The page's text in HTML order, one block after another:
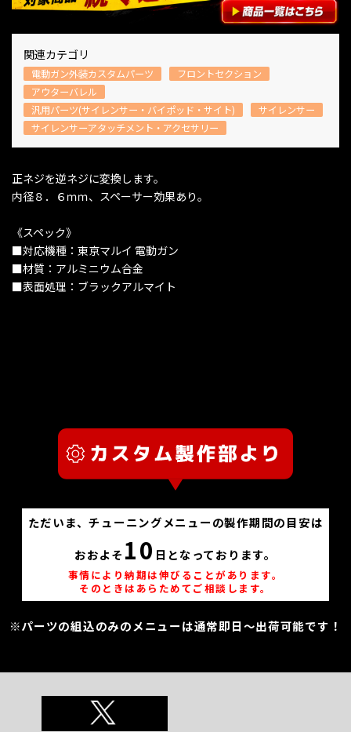
関連カテゴリ
電動ガン外装カスタムパーツ
フロントセクション
アウターバレル
汎用パーツ(サイレンサー・バイポッド・サイト)
サイレンサー
サイレンサーアタッチメント・アクセサリー
正ネジを逆ネジに変換します。
内径８．６ｍｍ、スペーサー効果あり。
《スペック》
■対応機種：東京マルイ 電動ガン
■材質：アルミニウム合金
■表面処理：ブラックアルマイト
ただいま、チューニングメニューの製作期間の目安は
おおよそ 10 日となっております。
事情により納期は伸びることがあります。
そのときはあらためてご相談します。
※パーツの組込のみのメニューは通常即日～出荷可能です！